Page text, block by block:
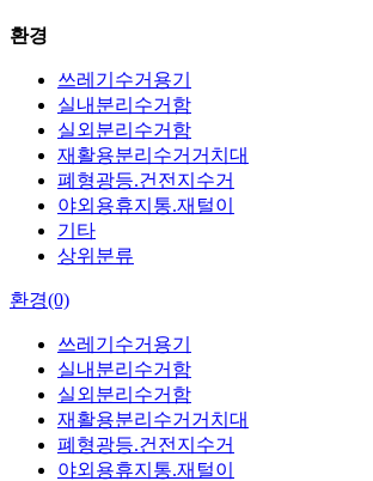
환경
쓰레기수거용기
실내분리수거함
실외분리수거함
재활용분리수거거치대
폐형광등.건전지수거
야외용휴지통.재털이
기타
상위분류
환경(0)
쓰레기수거용기
실내분리수거함
실외분리수거함
재활용분리수거거치대
폐형광등.건전지수거
야외용휴지통.재털이